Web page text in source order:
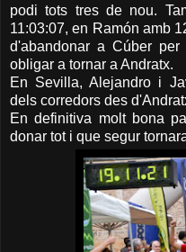
podi tots tres de nou.
11:03:07, en Ramón amb
d'abandonar a Cúber
obligar a tornar a Andratx.
En Sevilla, Alejandro i
dels corredors des
En definitiva molt bona
donar tot i que segur